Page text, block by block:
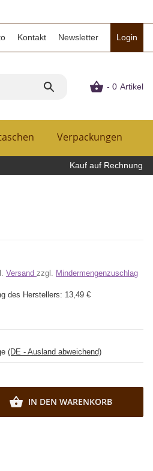
Kontakt Newsletter Login
- 0 Artikel
Verpackungen
Kauf auf Rechnung
(DE - Ausland abweichend)
Versand zzgl. Mindermengenzuschlag
des Herstellers: 13,49 €
IN DEN WARENKORB